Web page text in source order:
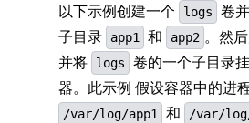
以下示例创建一个
logs
卷
子目录
app1 和 app2 。然
并将
logs
卷的一个子目录
器。此示例 假设容器中的进
/var/log/app1 和 /var/